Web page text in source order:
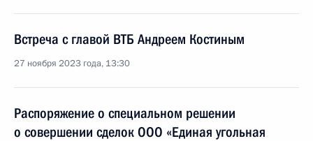
Встреча с главой ВТБ Андреем Костиным
27 ноября 2023 года, 13:30
Распоряжение о специальном решении
о совершении сделок ООО «Единая угольная